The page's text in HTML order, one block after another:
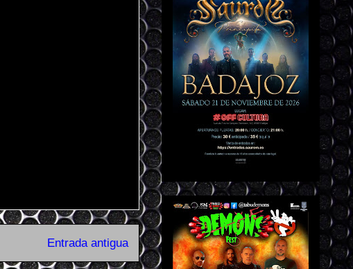
Entrada antigua